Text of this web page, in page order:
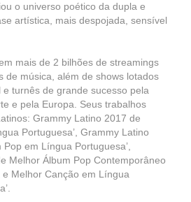
o universo poético da dupla e
artística, mais despojada, sensível
mais de 2 bilhões de streamings
de música, além de shows lotados
turnês de grande sucesso pela
e pela Europa. Seus trabalhos
Grammy Latino 2017 de
Portuguesa’, Grammy Latino
em Língua Portuguesa’,
Melhor Álbum Pop Contemporâneo
Melhor Canção em Língua